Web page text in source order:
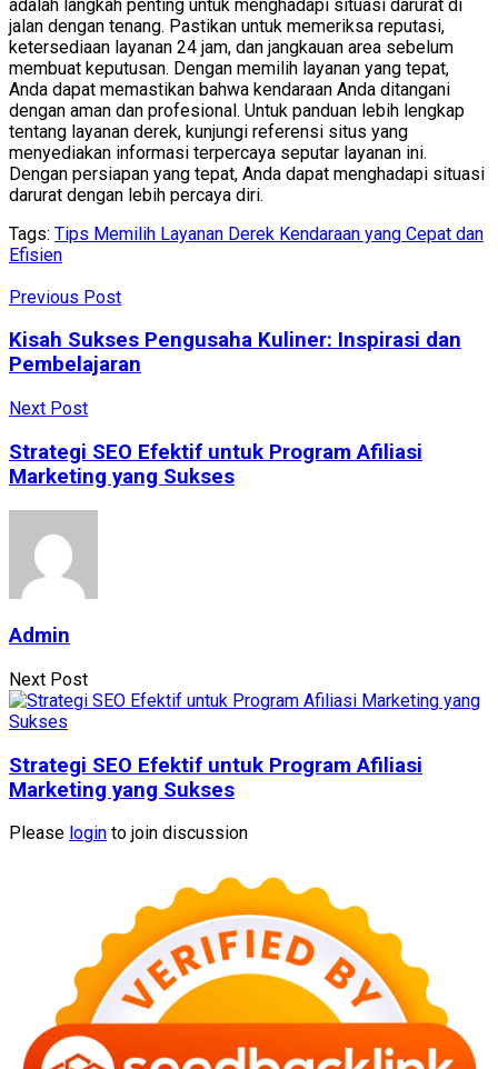
adalah langkah penting untuk menghadapi situasi darurat di
jalan dengan tenang. Pastikan untuk memeriksa reputasi,
ketersediaan layanan 24 jam, dan jangkauan area sebelum
membuat keputusan. Dengan memilih layanan yang tepat,
Anda dapat memastikan bahwa kendaraan Anda ditangani
dengan aman dan profesional. Untuk panduan lebih lengkap
tentang layanan derek, kunjungi referensi situs yang
menyediakan informasi terpercaya seputar layanan ini.
Dengan persiapan yang tepat, Anda dapat menghadapi situasi
darurat dengan lebih percaya diri.
Tags: Tips Memilih Layanan Derek Kendaraan yang Cepat dan
Efisien
Previous Post
Kisah Sukses Pengusaha Kuliner: Inspirasi dan
Pembelajaran
Next Post
Strategi SEO Efektif untuk Program Afiliasi
Marketing yang Sukses
Admin
Next Post
Strategi SEO Efektif untuk Program Afiliasi
Marketing yang Sukses
Please login to join discussion